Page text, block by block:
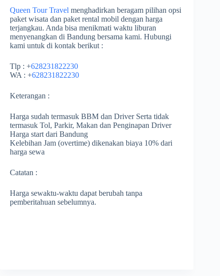
Queen Tour Travel menghadirkan beragam pilihan opsi
paket wisata dan paket rental mobil dengan harga
terjangkau. Anda bisa menikmati waktu liburan
menyenangkan di Bandung bersama kami. Hubungi
kami untuk di kontak berikut :
Tlp : +628231822230
WA : +628231822230
Keterangan :
Harga sudah termasuk BBM dan Driver Serta tidak
termasuk Tol, Parkir, Makan dan Penginapan Driver
Harga start dari Bandung
Kelebihan Jam (overtime) dikenakan biaya 10% dari
harga sewa
Catatan :
Harga sewaktu-waktu dapat berubah tanpa
pemberitahuan sebelumnya.